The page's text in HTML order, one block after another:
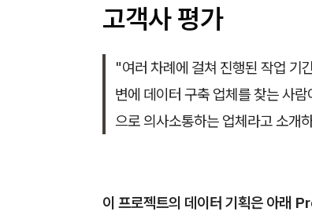
고객사 평가
"여러 차례에 걸쳐 진행된 작업 기
변에 데이터 구축 업체를 찾는 사
으로 의사소통하는 업체라고 소
이 프로젝트의 데이터 기획은 아